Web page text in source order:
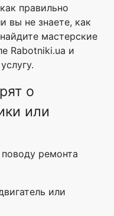
правильно
вы не знаете, как
мастерские
Rabotniki.ua и
о
или
ремонта
или